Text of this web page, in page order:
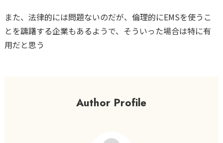
また、法律的には問題ないのだが、倫理的にEMSを使うこ
とを躊躇する企業もあるようで、そういった場合は特に有
用だと思う
Author Profile